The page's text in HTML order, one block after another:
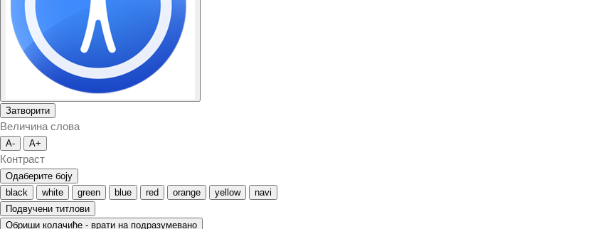
Затворити
Величина слова
A- A+
Контраст
Одаберите боју
black
white green blue red orange yellow
navi
Подвучени титлови
Обриши колачиће - врати на подразумевано